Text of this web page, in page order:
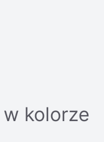
kolorze